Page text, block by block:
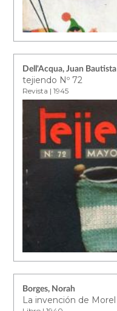
Dell'Acqua, Juan Bautista
tejiendo Nº 72
Revista | 1945
Borges, Norah
La invención de Morel